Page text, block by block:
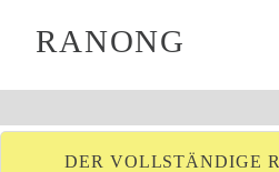
RANONG
DER VOLLSTÄNDIGE